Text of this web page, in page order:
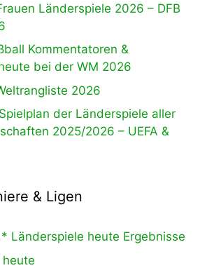
Länderspiele 2026 – DFB
Kommentatoren &
bei der WM 2026
2026
der Länderspiele aller
2025/2026 – UEFA &
& Ligen
Länderspiele heute Ergebnisse